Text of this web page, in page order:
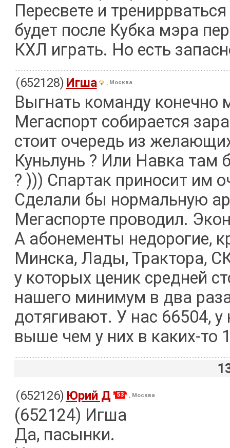
Пересвете и
будет после Кубка мэра
КХЛ играть. Но есть
(652128) Игша , Москва
Выгнать команду конечно
Мегаспорт собирается
стоит очередь из
Куньлунь ? Или Навка там
? ))) Спартак приносит им
Сделали бы нормальную
Мегаспорте проводил.
А абонементы недорогие,
Минска, Лады, Трактора,
у которых ценик средней
нашего минимум в два
дотягивают. У нас 66504, у
выше чем у них в каких-то
(652126) Юрий Д 53 , Москва
(652124) Игша
Да, пасынки.